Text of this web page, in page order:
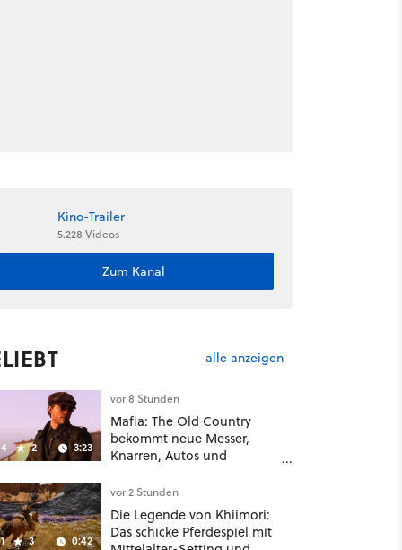
Kino-Trailer
5.228 Videos
Zum Kanal
alle anzeigen
4 2 3:23
vor 8 Stunden
Mafia: The Old Country
bekommt neue Messer,
Knarren, Autos und
hat mehr dabei als nur
Story
3 0:42
vor 2 Stunden
Die Legende von Khiimori:
Das schicke Pferdespiel mit